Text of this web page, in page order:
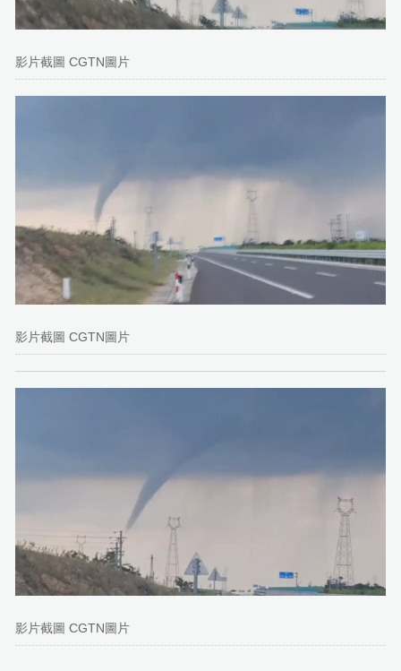
影片截圖 CGTN圖片
影片截圖 CGTN圖片
影片截圖 CGTN圖片